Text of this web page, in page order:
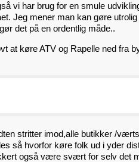
vi har brug for en smule
Jeg mener man kan gøre
det på en ordentlig måde..
at køre ATV og Rapelle ned fra
stritter imod,alle butikker /
så hvorfor køre folk ud i yder
også være svært for selv det